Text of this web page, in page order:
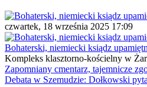
czwartek, 18 września 2025 17:09
Bohaterski, niemiecki ksiądz
Kompleks klasztorno-kościelny w
Zapomniany cmentarz, tajemnicze
Debata w Szemudzie: Dołkowski